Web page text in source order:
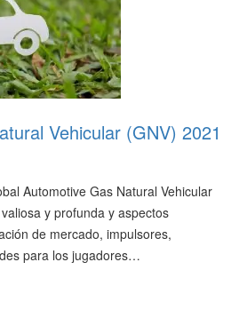
Vehicular (GNV) 2021
Automotive Gas Natural Vehicular
y profunda y aspectos
de mercado, impulsores,
para los jugadores…